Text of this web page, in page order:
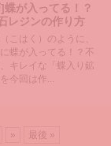
蝶が入ってる！？
レジンの作り方
こはく）のように、
蝶が入ってる！？不
キレイな「蝶入り鉱
今回は作...
» 最後 »